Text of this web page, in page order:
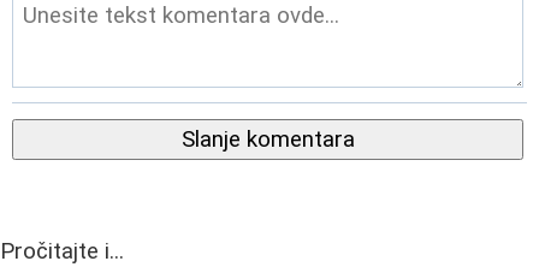
Slanje komentara
Pročitajte i...